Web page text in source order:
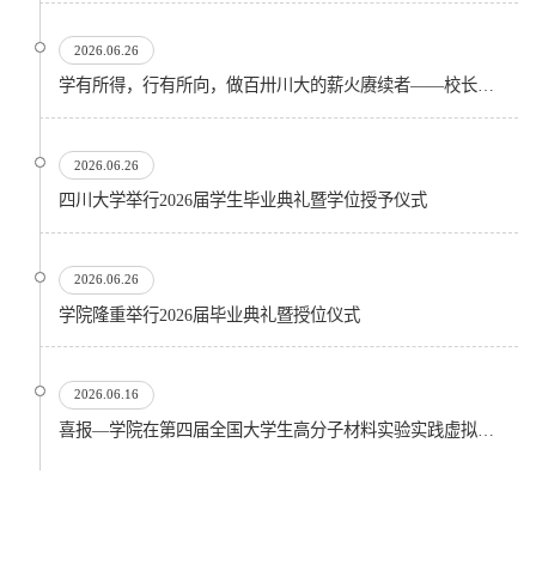
2026.06.26
学有所得，行有所向，做百卅川大的薪火赓续者——校长汪劲松在四川大学2026届学生毕业典礼上的...
2026.06.26
四川大学举行2026届学生毕业典礼暨学位授予仪式
2026.06.26
​学院隆重举行2026届毕业典礼暨授位仪式
2026.06.16